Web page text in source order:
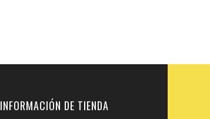
INFORMACIÓN DE TIENDA